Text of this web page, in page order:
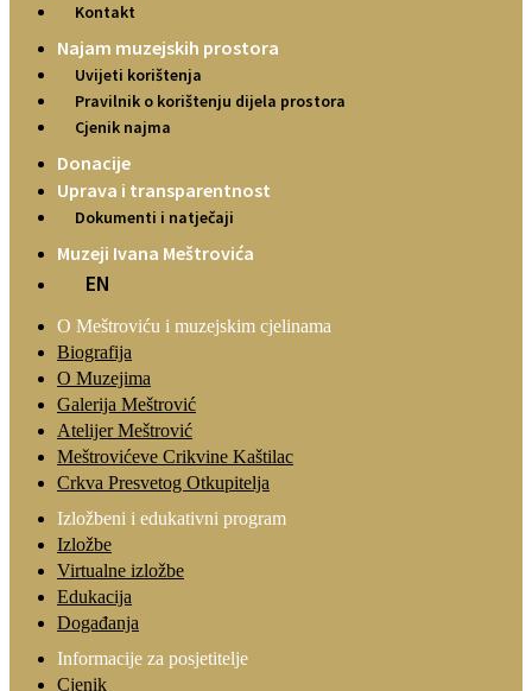
Kontakt
Najam muzejskih prostora
Uvijeti korištenja
Pravilnik o korištenju dijela prostora
Cjenik najma
Donacije
Uprava i transparentnost
Dokumenti i natječaji
Muzeji Ivana Meštrovića
EN
O Meštroviću i muzejskim cjelinama
Biografija
O Muzejima
Galerija Meštrović
Atelijer Meštrović
Meštrovićeve Crikvine Kaštilac
Crkva Presvetog Otkupitelja
Izložbeni i edukativni program
Izložbe
Virtualne izložbe
Edukacija
Događanja
Informacije za posjetitelje
Cjenik